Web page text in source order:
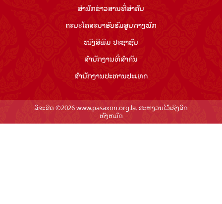
ສຳ​ນັກ​ຂ່າວ​ສານ​ທີ່​ສຳ​ຄັນ​
ຄະນະໂຄສະນາອົບຮົມ​ສູນ​ກາງ​ພັກ
ໜັງສືພິມ ປະ​ຊາ​ຊົນ
ສຳ​ນັກ​ງານ​ທີ່​ສຳ​ຄັນ
ສຳ​ນັກ​ງານ​ປະ​ທານ​ປະ​ເທດ
ລິຂະສິດ ©2026 www.pasaxon.org.la. ສະຫງວນໄວ້ເຊິງສິດ
ທັງຫມົດ